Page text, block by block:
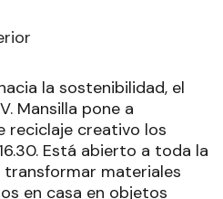
la sostenibilidad, el
Mansilla pone a
reciclaje creativo los
Está abierto a toda la
transformar materiales
en casa en objetos